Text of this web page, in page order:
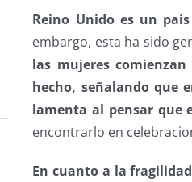
Reino Unido es un
embargo, esta ha sido
las mujeres
hecho, señalando que
lamenta al pensar que
encontrarlo en
En cuanto a la